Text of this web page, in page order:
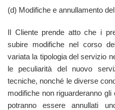
(d) Modifiche e annullamento
Il Cliente prende atto che i
subire modifiche nel corso
variata la tipologia del servizio
le peculiarità del nuovo
tecniche, nonché le diverse
modifiche non riguarderanno
potranno essere annullati